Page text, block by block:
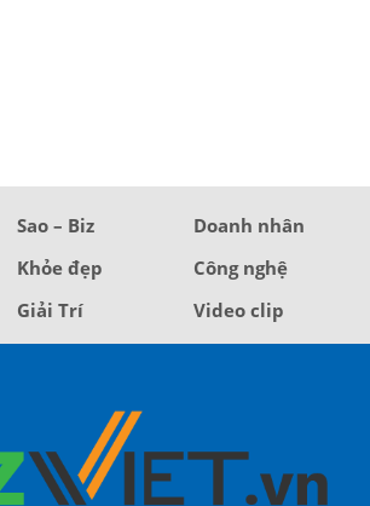
Sao – Biz
Doanh nhân
Khỏe đẹp
Công nghệ
Giải Trí Video clip